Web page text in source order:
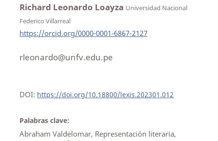
Richard Leonardo Loayza Universidad Nacional
Federico Villarreal
https://orcid.org/0000-0001-6867-2127
rleonardo@unfv.edu.pe
DOI: https://doi.org/10.18800/lexis.202301.012
Palabras clave:
Abraham Valdelomar, Representación literaria,